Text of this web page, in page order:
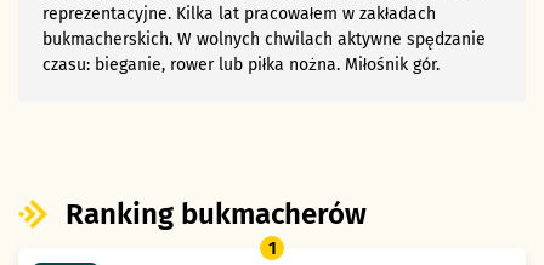
reprezentacyjne. Kilka lat pracowałem w zakładach
bukmacherskich. W wolnych chwilach aktywne spędzanie
czasu: bieganie, rower lub piłka nożna. Miłośnik gór.
Ranking bukmacherów
1